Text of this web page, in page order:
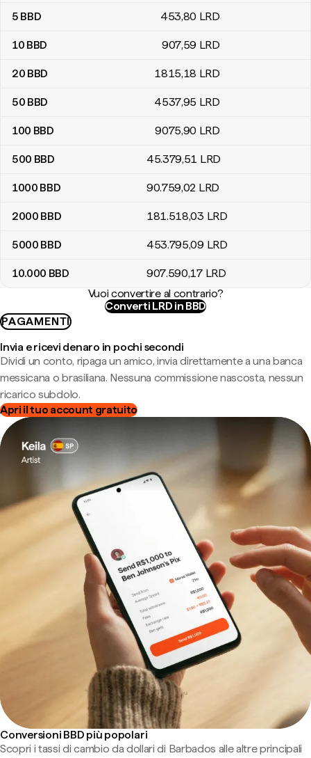
5 BBD 453,80 LRD
10 BBD 907,59 LRD
20 BBD 1815,18 LRD
50 BBD 4537,95 LRD
100 BBD 9075,90 LRD
500 BBD 45.379,51 LRD
1000 BBD 90.759,02 LRD
2000 BBD 181.518,03 LRD
5000 BBD 453.795,09 LRD
10.000 BBD 907.590,17 LRD
Vuoi convertire al contrario?
Converti LRD in BBD
PAGAMENTI
Invia e ricevi denaro in pochi secondi
Dividi un conto, ripaga un amico, invia direttamente a una banca
messicana o brasiliana. Nessuna commissione nascosta, nessun
ricarico subdolo.
Apri il tuo account gratuito
Conversioni BBD più popolari
Scopri i tassi di cambio da dollari di Barbados alle altre principali